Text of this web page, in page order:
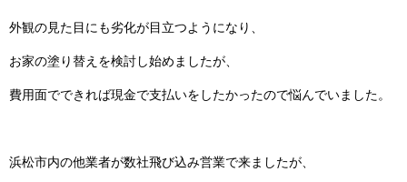
外観の見た目にも劣化が目立つようになり、
お家の塗り替えを検討し始めましたが、
費用面でできれば現金で支払いをしたかったので悩んでいました。
浜松市内の他業者が数社飛び込み営業で来ましたが、